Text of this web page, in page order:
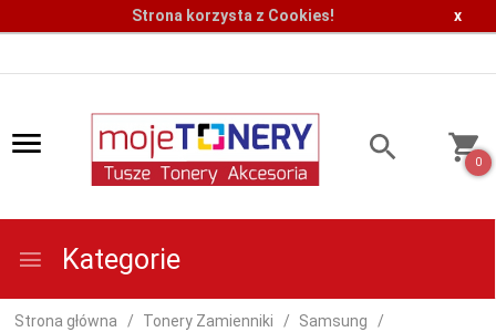
Strona korzysta z Cookies! x
0
Kategorie
Strona główna Tonery Zamienniki Samsung